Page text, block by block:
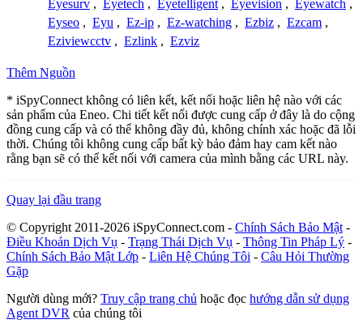
Eyesurv , Eyetech , Eyetelligent , Eyevision , Eyewatch ,
Eyseo , Eyu , Ez-ip , Ez-watching , Ezbiz , Ezcam ,
Eziviewcctv , Ezlink , Ezviz
Thêm Nguồn
* iSpyConnect không có liên kết, kết nối hoặc liên hệ nào với các
sản phẩm của Eneo. Chi tiết kết nối được cung cấp ở đây là do cộng
đồng cung cấp và có thể không đầy đủ, không chính xác hoặc đã lỗi
thời. Chúng tôi không cung cấp bất kỳ bảo đảm hay cam kết nào
rằng bạn sẽ có thể kết nối với camera của mình bằng các URL này.
Quay lại đầu trang
© Copyright 2011-2026 iSpyConnect.com - Chính Sách Bảo Mật -
Điều Khoản Dịch Vụ - Trạng Thái Dịch Vụ - Thông Tin Pháp Lý -
Chính Sách Bảo Mật Lớp - Liên Hệ Chúng Tôi - Câu Hỏi Thường
Gặp
Người dùng mới? Truy cập trang chủ hoặc đọc hướng dẫn sử dụng
Agent DVR của chúng tôi